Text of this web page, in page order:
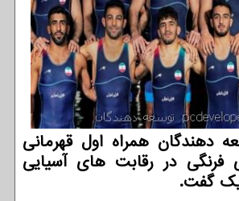
دهندگان همراه اول قهرمانی
در رقابت های آسیایی
گفت.